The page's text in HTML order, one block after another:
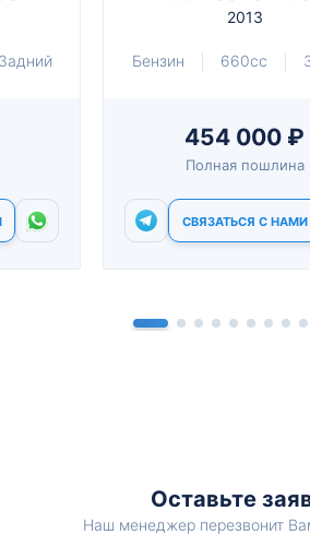
2013
Бензин 660cc
454 000 ₽
Полная пошлина
СВЯЗАТЬСЯ С НАМИ
Оставьте
Наш менеджер перезвонит